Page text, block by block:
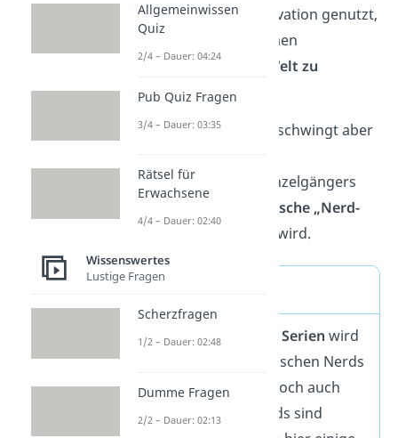
Technologieund Innovation genutzt,
um riesige Unternehmen
aufzubauen und die
Welt zu
verändern.
In derJugendsprache schwingt aber
„überintelligenten“ Einzelgängers
typische „Nerd-
sofort erkannt wird.
Bekannte Nerds
In vielenFilmen und Serien wird
das Klischee des typischen Nerds
weiterhin genutzt. Doch auch
„neumodische“ Nerds sind
Allgemeinwissen
Quiz
2/4 – Dauer: 04:24
Pub Quiz Fragen
3/4 – Dauer: 03:35
Rätsel für
Erwachsene
4/4 – Dauer: 02:40
Wissenswertes
Lustige Fragen
Scherzfragen
1/2 – Dauer: 02:48
Dumme Fragen
2/2 – Dauer: 02:13